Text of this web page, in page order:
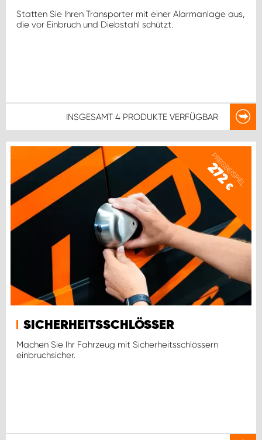
Statten Sie Ihren Transporter mit einer Alarmanlage aus,
die vor Einbruch und Diebstahl schützt.
INSGESAMT 4 PRODUKTE VERFÜGBAR
PREISBEISPIEL
272
€
SICHERHEITSSCHLÖSSER
Machen Sie Ihr Fahrzeug mit Sicherheitsschlössern
einbruchsicher.